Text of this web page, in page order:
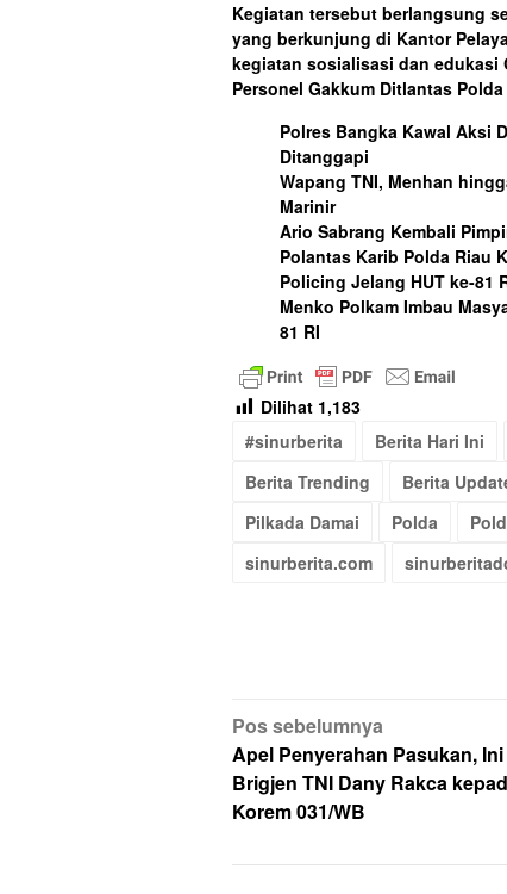
Kegiatan tersebut berlangsung
yang berkunjung di Kantor
kegiatan sosialisasi dan edukasi
Personel Gakkum Ditlantas Polda
Polres Bangka Kawal Aksi
Ditanggapi
Wapang TNI, Menhan
Marinir
Ario Sabrang Kembali
Polantas Karib Polda Riau
Policing Jelang HUT ke-81
Menko Polkam Imbau
81 RI
Dilihat 1,183
#sinurberita
Berita Hari Ini
Berita Trending
Berita
Pilkada Damai
Polda
sinurberita.com
Navigasi
pos
Pos sebelumnya
Apel Penyerahan Pasukan,
Brigjen TNI Dany Rakca
Korem 031/WB